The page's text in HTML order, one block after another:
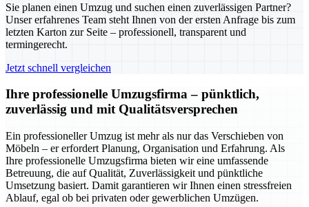
Sie planen einen Umzug und suchen einen zuverlässigen Partner?
Unser erfahrenes Team steht Ihnen von der ersten Anfrage bis zum
letzten Karton zur Seite – professionell, transparent und
termingerecht.
Jetzt schnell vergleichen
Ihre professionelle Umzugsfirma – pünktlich,
zuverlässig und mit Qualitätsversprechen
Ein professioneller Umzug ist mehr als nur das Verschieben von
Möbeln – er erfordert Planung, Organisation und Erfahrung. Als
Ihre professionelle Umzugsfirma bieten wir eine umfassende
Betreuung, die auf Qualität, Zuverlässigkeit und pünktliche
Umsetzung basiert. Damit garantieren wir Ihnen einen stressfreien
Ablauf, egal ob bei privaten oder gewerblichen Umzügen.